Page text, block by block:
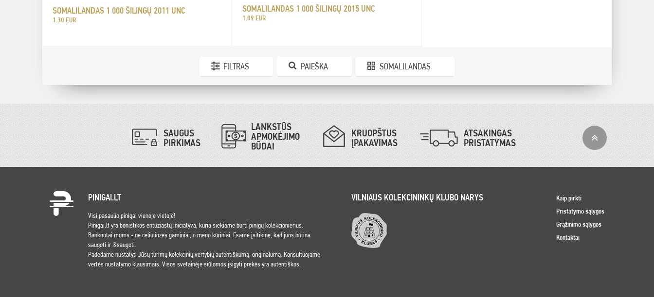
SOMALILANDAS 1 000 ŠILINGŲ 2011 UNC
1.30 EUR
SOMALILANDAS 1 000 ŠILINGŲ 2015 UNC
1.09 EUR
FILTRAS PAIEŠKA SOMALILANDAS
SAUGUS
PIRKIMAS
LANKSTŪS
APMOKĖJIMO
BŪDAI
KRUOPŠTUS
ĮPAKAVIMAS
ATSAKINGAS
PRISTATYMAS
PINIGAI.LT
Visi pasaulio pinigai vienoje vietoje!
Pinigai.lt yra bonistikos entuziastų iniciatyva, kuria siekiame burti pinigų kolekcionierius.
Banknotai mums - ne celiuliozės gaminiai, o meno kūriniai. Esame įsitikinę, kad juos būtina
saugoti ir išsaugoti.
Padedame nustatyti Jūsų turimų kolekcinių vertybių autentiškumą, originalumą. Konsultuojame
vertės nustatymo klausimais. Visos svetainėje siūlomos įsigyti prekės yra autentiškos.
VILNIAUS KOLEKCININKŲ KLUBO NARYS
Kaip pirkti
Pristatymo sąlygos
Grąžinimo sąlygos
Kontaktai